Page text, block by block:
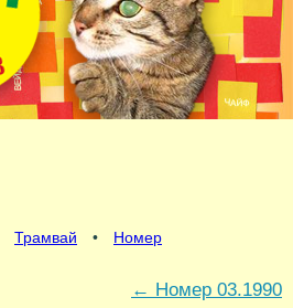
Трамвай •
Номер
← Номер 03.1990